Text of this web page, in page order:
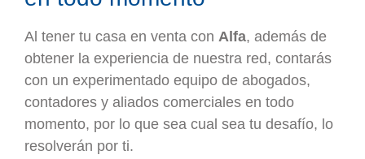
Al tener tu casa en venta con Alfa, además de
obtener la experiencia de nuestra red, contarás
con un experimentado equipo de abogados,
contadores y aliados comerciales en todo
momento, por lo que sea cual sea tu desafío, lo
resolverán por ti.